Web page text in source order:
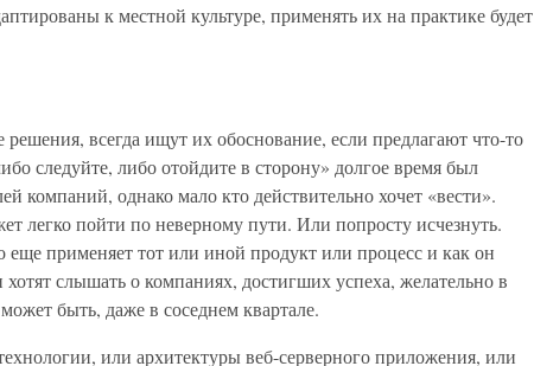
к местной культуре, применять их на практике будет
всегда ищут их обоснование, если предлагают что-то
следуйте, либо отойдите в сторону» долгое время был
компаний, однако мало кто действительно хочет «вести».
легко пойти по неверному пути. Или попросту исчезнуть.
еще применяет тот или иной продукт или процесс и как он
слышать о компаниях, достигших успеха, желательно в
быть, даже в соседнем квартале.
или архитектуры веб-серверного приложения, или